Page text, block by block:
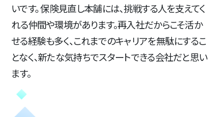
いです。 保険見直し本舗には、挑戦する人を支えてく
れる仲間や環境があります。再入社だからこそ活か
せる経験も多く、これまでのキャリアを無駄にするこ
となく、新たな気持ちでスタートできる会社だと思い
ます。